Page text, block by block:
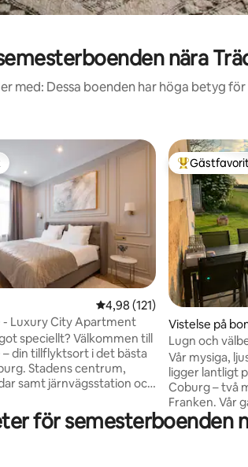
nära
med: Dessa boenden har höga betyg
585 omdömen
4,98 av 5 i genomsnittligt
4,98 (121)
- Luxury City Apartment
speciellt? Välkommen till
din tillflyktsort i det bästa
Stadens centrum,
samt järnvägsstation och
(alla under 1,0
Populär
Vistelse på
Lugn och
idyll
Vår mysiga,
ligger lantligt
Coburg – två
Franken. Vår
stora fält,
för semesterboenden